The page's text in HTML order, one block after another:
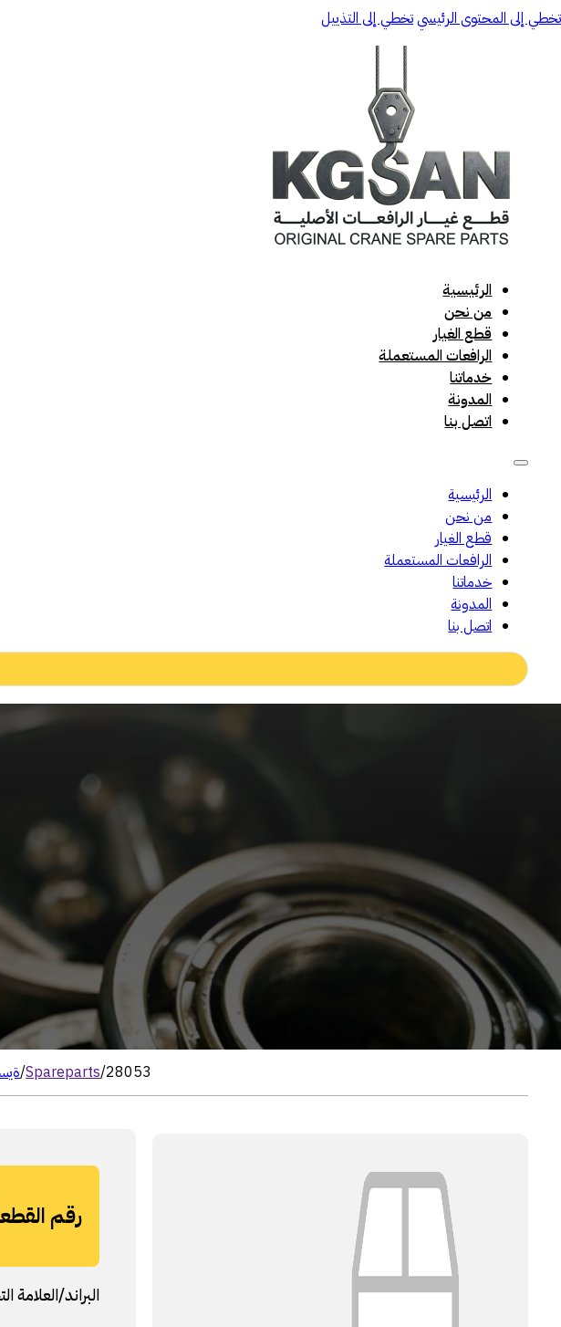
تخطي إلى المحتوى الرئيسيتخطي إلى التذييل
الرئيسية
من نحن
قطع الغيار
الرافعات المستعملة
خدماتنا
المدونة
اتصل بنا
الرئيسية
من نحن
قطع الغيار
الرافعات المستعملة
خدماتنا
المدونة
اتصل بنا
Search
...
/Spareparts/28053
رقم
البراند/العلامة